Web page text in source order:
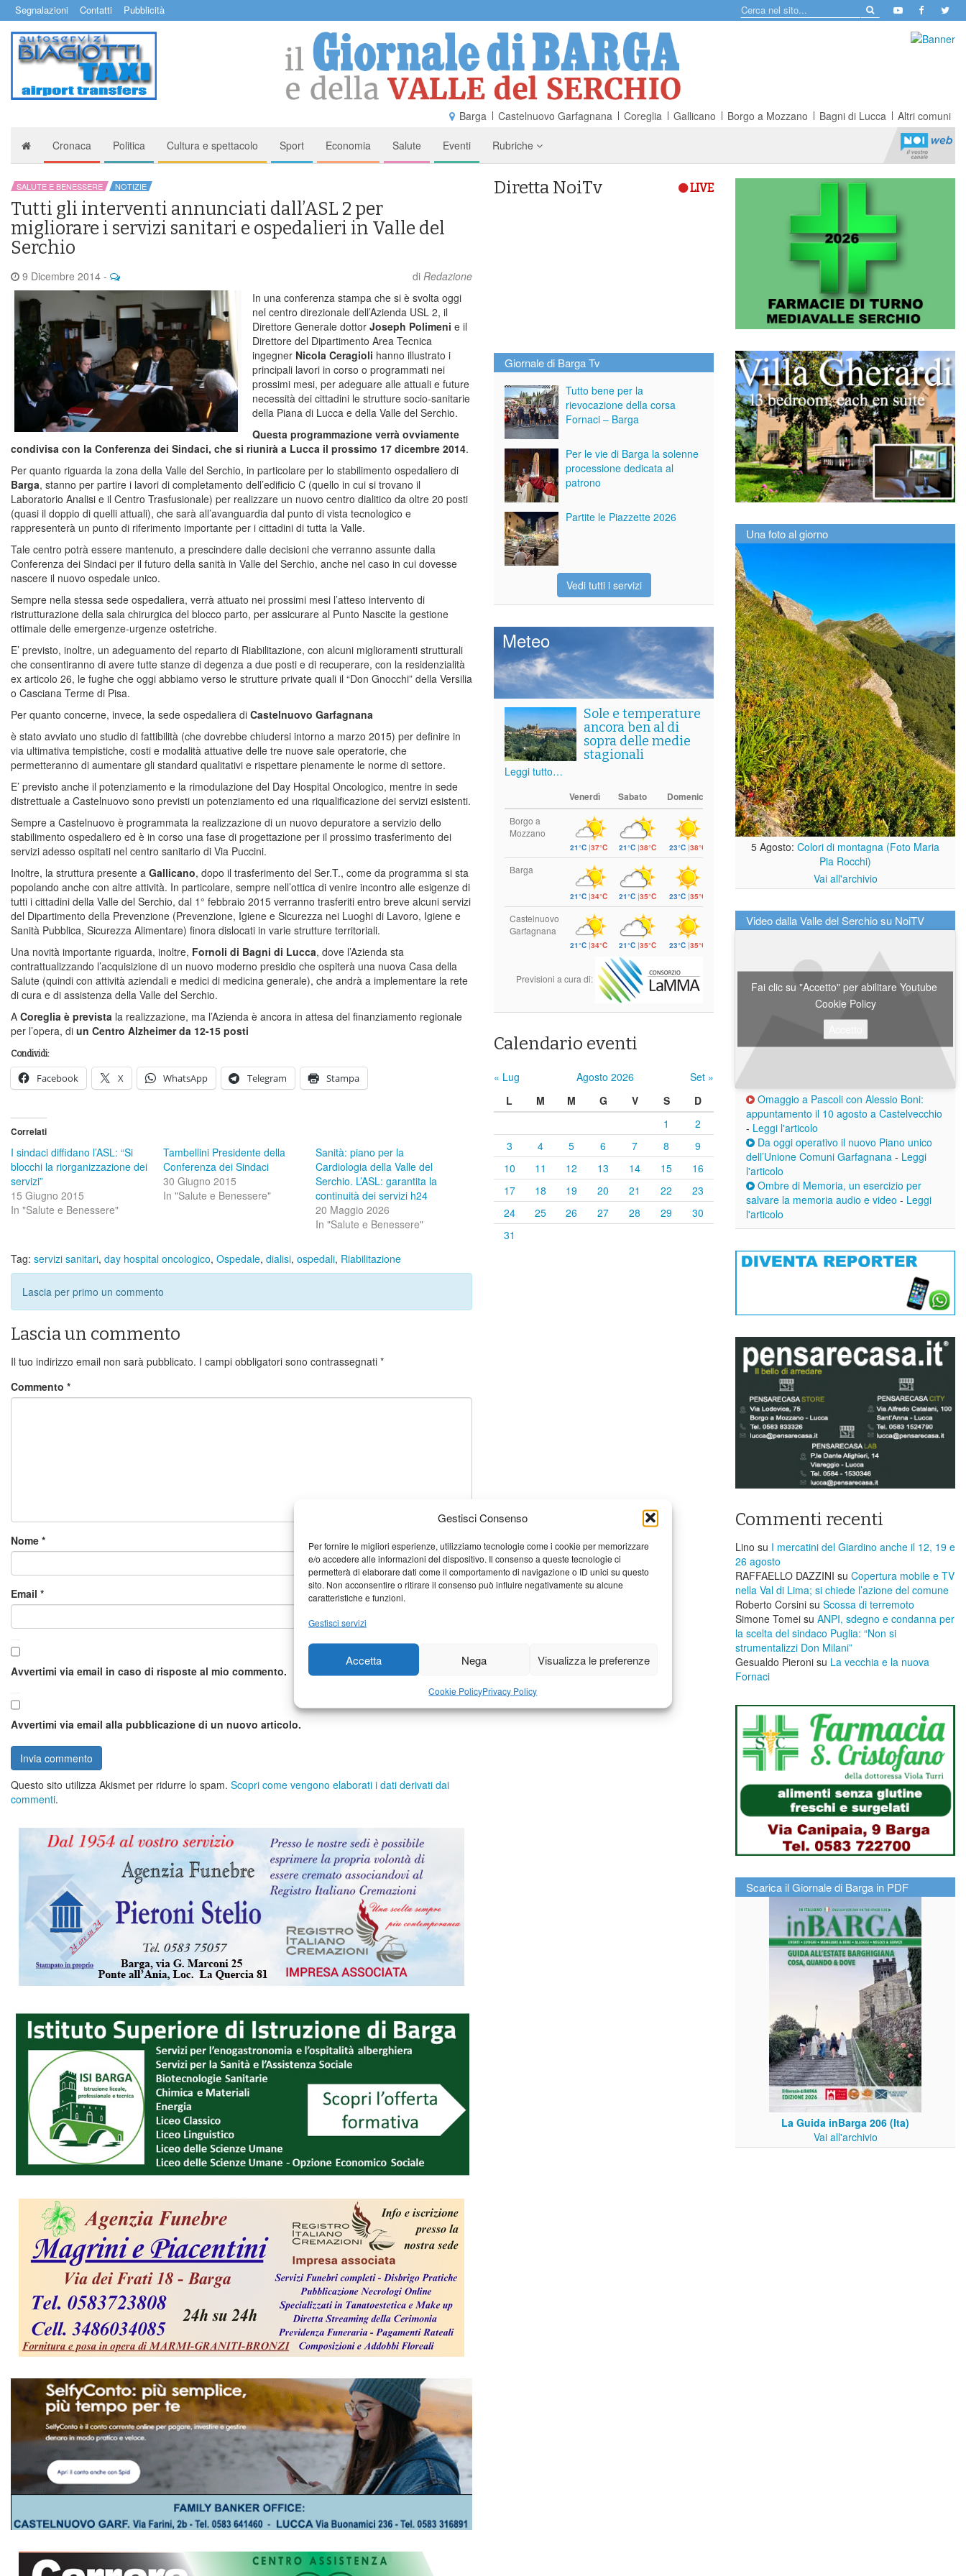
Gestisci Consenso
Per fornire le migliori esperienze, utilizziamo tecnologie come i cookie per memorizzare
e/o accedere alle informazioni del dispositivo. Il consenso a queste tecnologie ci
permetterà di elaborare dati come il comportamento di navigazione o ID unici su questo
sito. Non acconsentire o ritirare il consenso può influire negativamente su alcune
caratteristiche e funzioni.
Gestisci servizi
Accetta Nega Visualizza le preferenze
Cookie PolicyPrivacy Policy
Segnalazioni Contatti Pubblicità
Barga Castelnuovo Garfagnana Coreglia Gallicano Borgo a Mozzano Bagni di Lucca Altri comuni
Cronaca Politica Cultura e spettacolo Sport Economia Salute Eventi Rubriche
SALUTE E BENESSERE NOTIZIE
Tutti gli interventi annunciati dall’ASL 2 per
migliorare i servizi sanitari e ospedalieri in Valle del
Serchio
9 Dicembre 2014 - di Redazione
In una conferenza stampa che si è svolta oggi
nel centro direzionale dell’Azienda USL 2, il
Direttore Generale dottor Joseph Polimeni e il
Direttore del Dipartimento Area Tecnica
ingegner Nicola Ceragioli hanno illustrato i
principali lavori in corso o programmati nei
prossimi mesi, per adeguare alle attuali e future
necessità dei cittadini le strutture socio-sanitarie
della Piana di Lucca e della Valle del Serchio.
Questa programmazione verrà ovviamente
condivisa con la Conferenza dei Sindaci, che si riunirà a Lucca il prossimo 17 dicembre 2014.
Per quanto riguarda la zona della Valle del Serchio, in particolare per lo stabilimento ospedaliero di
Barga, stanno per partire i lavori di completamento dell’edificio C (quello in cui si trovano il
Laboratorio Analisi e il Centro Trasfusionale) per realizzare un nuovo centro dialitico da oltre 20 posti
(quasi il doppio di quelli attuali), che sarà all’avanguardia dal punto di vista tecnologico e
rappresenterà un punto di riferimento importante per i cittadini di tutta la Valle.
Tale centro potrà essere mantenuto, a prescindere dalle decisioni che verranno assunte dalla
Conferenza dei Sindaci per il futuro della sanità in Valle del Serchio, anche nel caso in cui dovesse
nascere il nuovo ospedale unico.
Sempre nella stessa sede ospedaliera, verrà attuato nei prossimi mesi l’atteso intervento di
ristrutturazione della sala chirurgica del blocco parto, per assicurare al Punto Nascite la gestione
ottimale delle emergenze-urgenze ostetriche.
E’ previsto, inoltre, un adeguamento del reparto di Riabilitazione, con alcuni miglioramenti strutturali
che consentiranno di avere tutte stanze di degenza a due posti e di recuperare, con la residenzialità
ex articolo 26, le fughe che oggi abbiamo verso le strutture private quali il “Don Gnocchi” della Versilia
o Casciana Terme di Pisa.
Per quanto concerne, invece, la sede ospedaliera di Castelnuovo Garfagnana
è stato avviato uno studio di fattibilità (che dovrebbe chiudersi intorno a marzo 2015) per definire in
via ultimativa tempistiche, costi e modalità attuative delle tre nuove sale operatorie, che
permetteranno di aumentare gli standard qualitativi e rispettare pienamente le norme di settore.
E’ previsto anche il potenziamento e la rimodulazione del Day Hospital Oncologico, mentre in sede
distrettuale a Castelnuovo sono previsti un potenziamento ed una riqualificazione dei servizi esistenti.
Sempre a Castelnuovo è programmata la realizzazione di un nuovo depuratore a servizio dello
stabilimento ospedaliero ed è in corso una fase di progettazione per il prossimo trasferimento dei
servizi adesso ospitati nel centro sanitario di Via Puccini.
Inoltre, la struttura presente a Gallicano, dopo il trasferimento del Ser.T., come da programma si sta
popolando anche con altre attività. In particolare, sempre nell’ottica di venire incontro alle esigenze di
tutti i cittadini della Valle del Serchio, dal 1° febbraio 2015 verranno trasferiti entro breve alcuni servizi
del Dipartimento della Prevenzione (Prevenzione, Igiene e Sicurezza nei Luoghi di Lavoro, Igiene e
Sanità Pubblica, Sicurezza Alimentare) finora dislocati in varie strutture territoriali.
Una novità importante riguarda, inoltre, Fornoli di Bagni di Lucca, dove l’Azienda sta
contrattualizzando l’acquisizione di un nuovo moderno presidio che ospiterà una nuova Casa della
Salute (quindi con attività aziendali e medici di medicina generale), che andrà a implementare la rete
di cura e di assistenza della Valle del Serchio.
A Coreglia è prevista la realizzazione, ma l’Azienda è ancora in attesa del finanziamento regionale
per l’opera, di un Centro Alzheimer da 12-15 posti
Condividi:
Facebook X WhatsApp Telegram Stampa
Correlati
I sindaci diffidano l’ASL: “Si
blocchi la riorganizzazione dei
servizi”
15 Giugno 2015
In "Salute e Benessere"
Tambellini Presidente della
Conferenza dei Sindaci
30 Giugno 2015
In "Salute e Benessere"
Sanità: piano per la
Cardiologia della Valle del
Serchio. L’ASL: garantita la
continuità dei servizi h24
20 Maggio 2026
In "Salute e Benessere"
Tag: servizi sanitari, day hospital oncologico, Ospedale, dialisi, ospedali, Riabilitazione
Lascia per primo un commento
Lascia un commento
Il tuo indirizzo email non sarà pubblicato. I campi obbligatori sono contrassegnati *
Commento *
Nome *
Email *
Avvertimi via email in caso di risposte al mio commento.
Avvertimi via email alla pubblicazione di un nuovo articolo.
Questo sito utilizza Akismet per ridurre lo spam. Scopri come vengono elaborati i dati derivati dai
commenti.
Diretta NoiTv LIVE
Giornale di Barga Tv
Tutto bene per la
rievocazione della corsa
Fornaci – Barga
Per le vie di Barga la solenne
processione dedicata al
patrono
Partite le Piazzette 2026
Vedi tutti i servizi
Meteo
Sole e temperature
ancora ben al di
sopra delle medie
stagionali
Leggi tutto…
Venerdì Sabato Domenica
Borgo a
Mozzano
21°C |37°C 21°C |38°C 23°C |38°C
Barga
21°C |34°C 21°C |35°C 23°C |35°C
Castelnuovo
Garfagnana
21°C |34°C 21°C |35°C 23°C |35°C
Previsioni a cura di:
Calendario eventi
« Lug Agosto 2026
Set »
L
M M G V S
D
1
2
3
4 5 6 7 8
9
10
11 12 13 14 15
16
17
18 19 20 21 22
23
24
25 26 27 28 29
30
31
Una foto al giorno
5 Agosto: Colori di montagna (Foto Maria
Pia Rocchi)
Vai all'archivio
Video dalla Valle del Serchio su NoiTV
Fai clic su "Accetto" per abilitare Youtube
Cookie Policy
Omaggio a Pascoli con Alessio Boni:
appuntamento il 10 agosto a Castelvecchio
- Leggi l'articolo
Da oggi operativo il nuovo Piano unico
dell’Unione Comuni Garfagnana - Leggi
l'articolo
Ombre di Memoria, un esercizio per
salvare la memoria audio e video - Leggi
l'articolo
Commenti recenti
Lino su I mercatini del Giardino anche il 12, 19 e
26 agosto
RAFFAELLO DAZZINI su ​Copertura mobile e TV
nella Val di Lima; si chiede l’azione del comune
Roberto Corsini su Scossa di terremoto
Simone Tomei su ANPI, sdegno e condanna per
la scelta del sindaco Puglia: “Non si
strumentalizzi Don Milani”
Gesualdo Pieroni su La vecchia e la nuova
Fornaci
Scarica il Giornale di Barga in PDF
La Guida inBarga 206 (Ita)
Vai all'archivio